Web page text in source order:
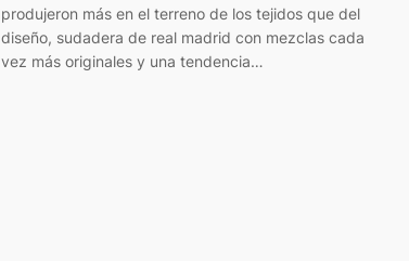
produjeron más en el terreno de los tejidos que del
diseño, sudadera de real madrid con mezclas cada
vez más originales y una tendencia…